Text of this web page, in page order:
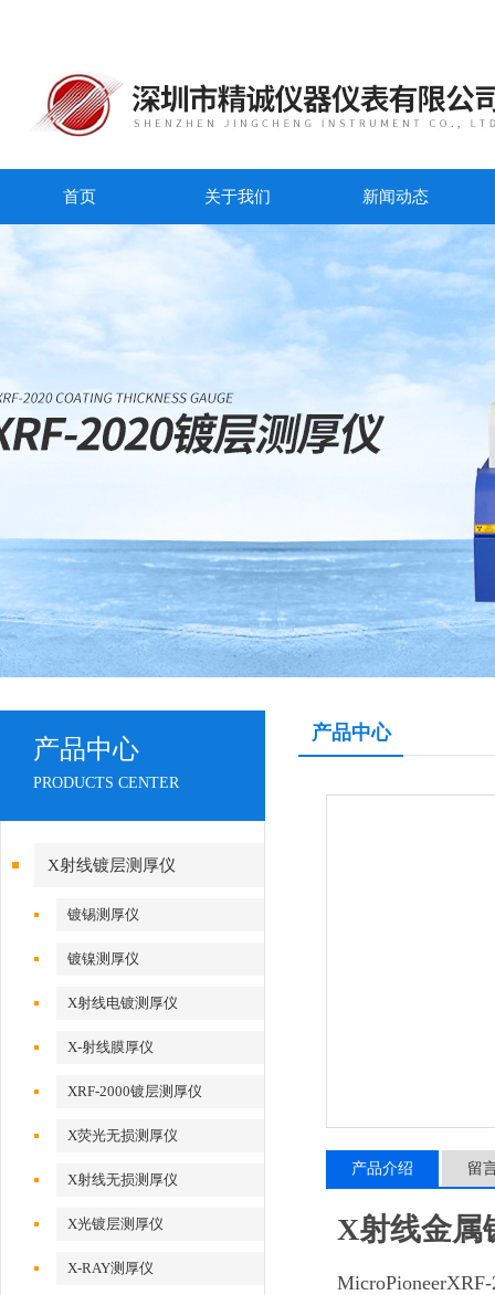
首页 关于我们 新闻动态
产品中心
PRODUCTS CENTER
X射线镀层测厚仪
镀锡测厚仪
镀镍测厚仪
X射线电镀测厚仪
X-射线膜厚仪
XRF-2000镀层测厚仪
X荧光无损测厚仪
X射线无损测厚仪
X光镀层测厚仪
X-RAY测厚仪
产品中心
产品介绍 留
X射线金属